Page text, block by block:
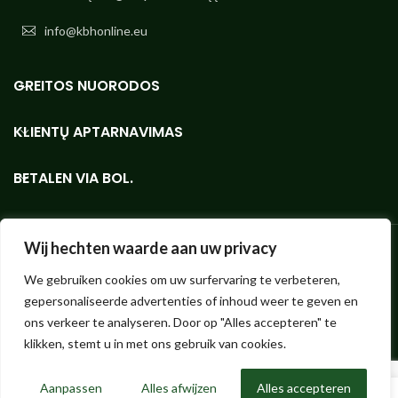
Wij hechten waarde aan uw privacy
We gebruiken cookies om uw surfervaring te verbeteren,
gepersonaliseerde advertenties of inhoud weer te geven en
ons verkeer te analyseren. Door op "Alles accepteren" te
klikken, stemt u in met ons gebruik van cookies.
Aanpassen Alles afwijzen Alles accepteren
info@kbhonline.eu
GREITOS NUORODOS
KLIENTŲ APTARNAVIMAS
BETALEN VIA BOL.
Bioethanolshop - mažos ar didelės apimties geriausios kokybės
"KieselGreen" bioetanolio internetinė parduotuvė.
Hendrik ter Kuilestraat 173 (parduotuvės nėra, pasiimti negalima!) |
| ©2023 Bioethanolshop, KBH BV dalis